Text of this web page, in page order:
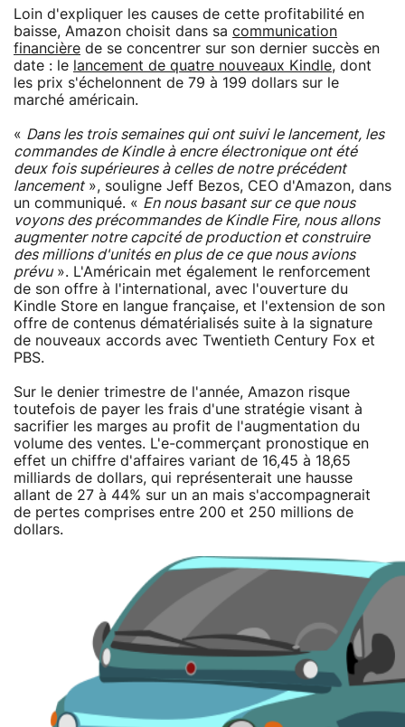
Loin d'expliquer les causes de cette profitabilité en
baisse, Amazon choisit dans sa communication
financière de se concentrer sur son dernier succès en
date : le lancement de quatre nouveaux Kindle, dont
les prix s'échelonnent de 79 à 199 dollars sur le
marché américain.
« Dans les trois semaines qui ont suivi le lancement, les
commandes de Kindle à encre électronique ont été
deux fois supérieures à celles de notre précédent
lancement», souligne Jeff Bezos, CEO d'Amazon, dans
un communiqué. « En nous basant sur ce que nous
voyons des précommandes de Kindle Fire, nous allons
augmenter notre capcité de production et construire
des millions d'unités en plus de ce que nous avions
prévu». L'Américain met également le renforcement
de son offre à l'international, avec l'ouverture du
Kindle Store en langue française, et l'extension de son
offre de contenus dématérialisés suite à la signature
de nouveaux accords avec Twentieth Century Fox et
PBS.
Sur le denier trimestre de l'année, Amazon risque
toutefois de payer les frais d'une stratégie visant à
sacrifier les marges au profit de l'augmentation du
volume des ventes. L'e-commerçant pronostique en
effet un chiffre d'affaires variant de 16,45 à 18,65
milliards de dollars, qui représenterait une hausse
allant de 27 à 44% sur un an mais s'accompagnerait
de pertes comprises entre 200 et 250 millions de
dollars.